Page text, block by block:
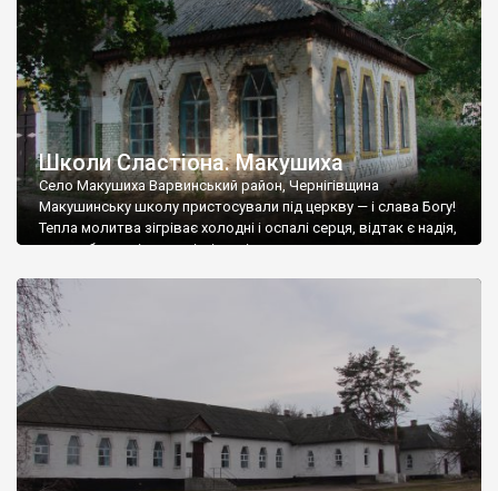
Школи Сластіона. Макушиха
Село Макушиха Варвинський район, Чернігівщина
Макушинську школу пристосували під церкву — і слава Богу!
Тепла молитва зігріває холодні і оспалі серця, відтак є надія,
що пробуджені люди зігріють і врятують цю чудову,
нащадках геніальних творців вроджене чуття прекрасного,
втрачене за довгі роки безпам`ятства? Задача не з легких, […]